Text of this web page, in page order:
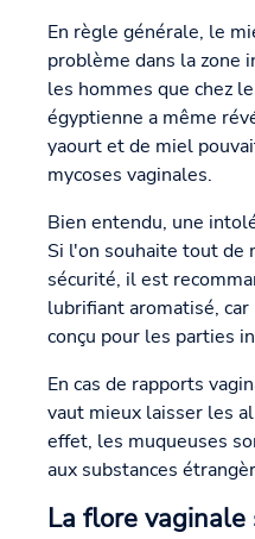
En règle générale, le
problème dans la zone
les hommes que chez
égyptienne a même
yaourt et de miel
mycoses vaginales.
Bien entendu, une
Si l'on souhaite tout de
sécurité, il est
lubrifiant aromatisé,
conçu pour les parties
En cas de rapports
vaut mieux laisser les
effet, les muqueuses
aux substances
La flore vaginale